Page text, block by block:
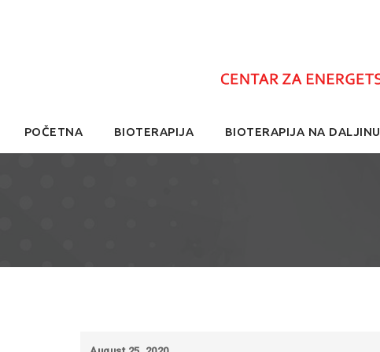
content
POČETNA BIOTERAPIJA BIOTERAPIJA NA DALJINU